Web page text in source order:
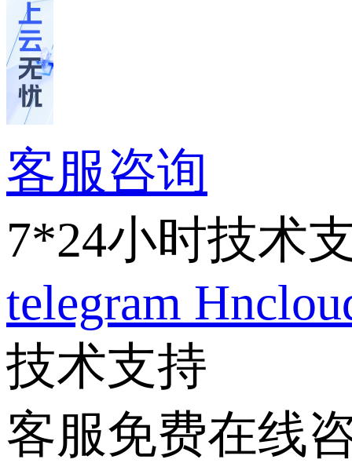
客服咨询
7*24小时技术
telegram
技术支持
客服免费在线